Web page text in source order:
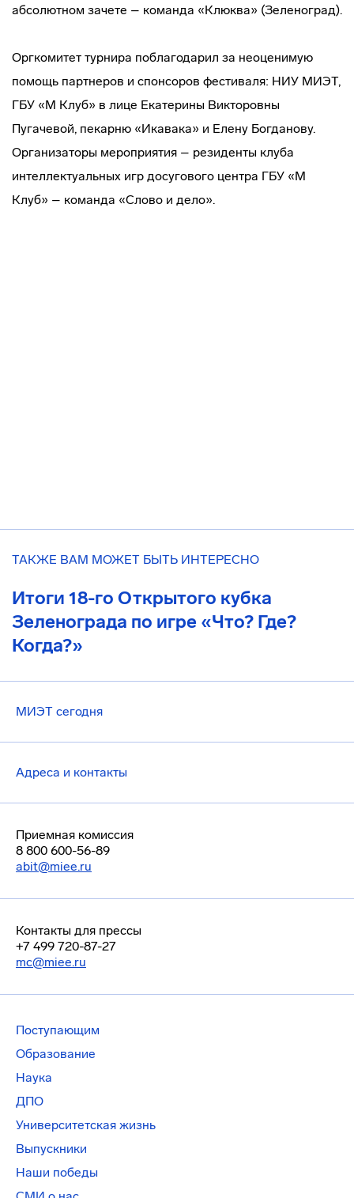
абсолютном зачете – команда «Клюква» (Зеленоград).
Оргкомитет турнира поблагодарил за неоценимую
помощь партнеров и спонсоров фестиваля: НИУ МИЭТ,
ГБУ «М Клуб» в лице Екатерины Викторовны
Пугачевой, пекарню «Икавака» и Елену Богданову.
Организаторы мероприятия – резиденты клуба
интеллектуальных игр досугового центра ГБУ «М
Клуб» – команда «Слово и дело».
ТАКЖЕ ВАМ МОЖЕТ БЫТЬ ИНТЕРЕСНО
Итоги 18-го Открытого кубка
Зеленограда по игре «Что? Где?
Когда?»
МИЭТ сегодня
Адреса и контакты
Приемная комиссия
8 800 600-56-89
abit@miee.ru
Контакты для прессы
+7 499 720-87-27
mc@miee.ru
Поступающим
Образование
Наука
ДПО
Университетская жизнь
Выпускники
Наши победы